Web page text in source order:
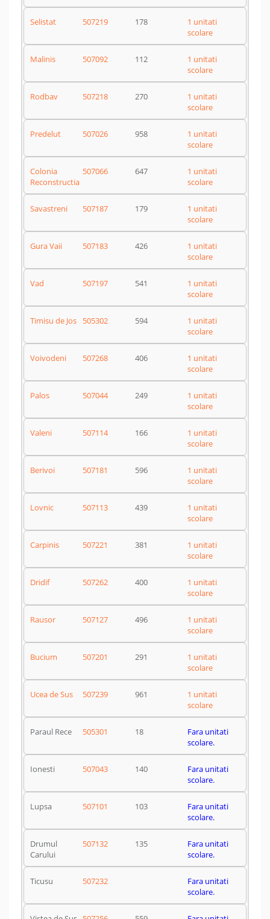
Selistat 507219 178
1 unitati
scolare
Malinis 507092 112
1 unitati
scolare
Rodbav 507218 270
1 unitati
scolare
Predelut 507026 958
1 unitati
scolare
Colonia
Reconstructia
507066 647
1 unitati
scolare
Savastreni 507187 179
1 unitati
scolare
Gura Vaii 507183 426
1 unitati
scolare
Vad 507197 541
1 unitati
scolare
Timisu de Jos 505302 594
1 unitati
scolare
Voivodeni 507268 406
1 unitati
scolare
Palos 507044 249
1 unitati
scolare
Valeni 507114 166
1 unitati
scolare
Berivoi 507181 596
1 unitati
scolare
Lovnic 507113 439
1 unitati
scolare
Carpinis 507221 381
1 unitati
scolare
Dridif 507262 400
1 unitati
scolare
Rausor 507127 496
1 unitati
scolare
Bucium 507201 291
1 unitati
scolare
Ucea de Sus 507239 961
1 unitati
scolare
Paraul Rece 505301 18
Fara unitati
scolare.
Ionesti 507043 140
Fara unitati
scolare.
Lupsa 507101 103
Fara unitati
scolare.
Drumul
Carului
507132 135
Fara unitati
scolare.
Ticusu 507232
Fara unitati
scolare.